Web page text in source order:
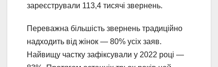
зареєстрували 113,4 тисячі звернень.
Переважна більшість звернень традиційно
надходить від жінок — 80% усіх заяв.
Найвищу частку зафіксували у 2022 році —